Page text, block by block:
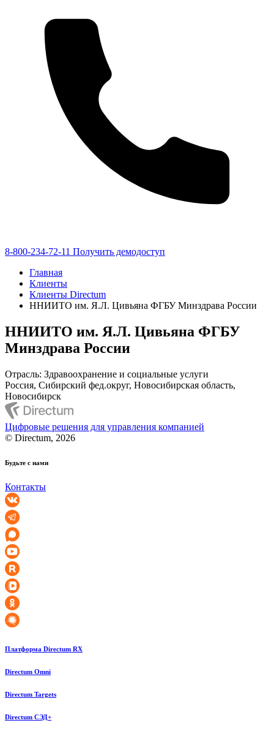
8-800-234-72-11 Получить демодоступ
Главная
Клиенты
Клиенты Directum
ННИИТО им. Я.Л. Цивьяна ФГБУ Минздрава России
ННИИТО им. Я.Л. Цивьяна ФГБУ
Минздрава России
Отрасль: Здравоохранение и социальные услуги
Россия, Сибирский фед.округ, Новосибирская область,
Новосибирск
Цифровые решения для управления компанией
© Directum, 2026
Будьте с нами
Контакты
Платформа Directum RX
Directum Omni
Directum Targets
Directum СЭД+